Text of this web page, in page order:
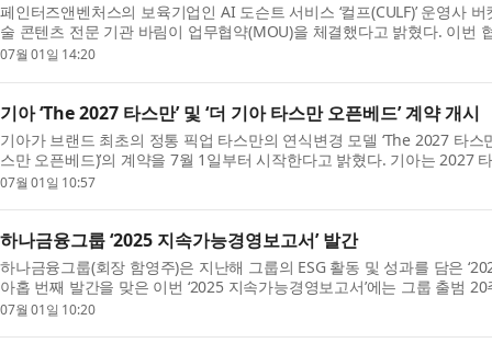
페인터즈앤벤처스의 보육기업인 AI 도슨트 서비스 ‘컬프(CULF)’ 운영사
술 콘텐츠 전문 기관 바림이 업무협약(MOU)을 체결했다고 밝혔다. 이번
혁신...
07월 01일 14:20
기아 ‘The 2027 타스만’ 및 ‘더 기아 타스만 오픈베드’ 계약 개시
기아가 브랜드 최초의 정통 픽업 타스만의 연식변경 모델 ‘The 2027 타스
스만 오픈베드)’의 계약을 7월 1일부터 시작한다고 밝혔다. 기아는 2027
07월 01일 10:57
하나금융그룹 ‘2025 지속가능경영보고서’ 발간
하나금융그룹(회장 함영주)은 지난해 그룹의 ESG 활동 및 성과를 담은
아홉 번째 발간을 맞은 이번 ‘2025 지속가능경영보고서’에는 그룹 출범
로, ...
07월 01일 10:20